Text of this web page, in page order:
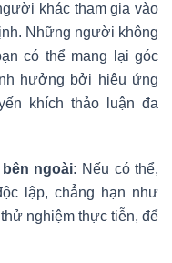
khác tham gia vào
Những người không
có thể mang lại góc
hưởng bởi hiệu ứng
khích thảo luận đa
ngoài: Nếu có thể,
lập, chẳng hạn như
nghiệm thực tiễn, để